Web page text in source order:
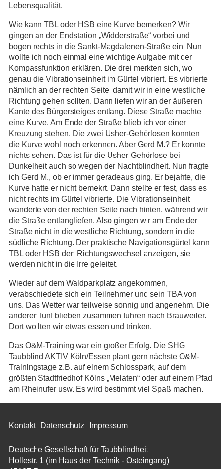
Lebensqualität.
Wie kann TBL oder HSB eine Kurve bemerken? Wir
gingen an der Endstation „Widderstraße“ vorbei und
bogen rechts in die Sankt-Magdalenen-Straße ein. Nun
wollte ich noch einmal eine wichtige Aufgabe mit der
Kompassfunktion erklären. Die drei merkten sich, wo
genau die Vibrationseinheit im Gürtel vibriert. Es vibrierte
nämlich an der rechten Seite, damit wir in eine westliche
Richtung gehen sollten. Dann liefen wir an der äußeren
Kante des Bürgersteiges entlang. Diese Straße machte
eine Kurve. Am Ende der Straße blieb ich vor einer
Kreuzung stehen. Die zwei Usher-Gehörlosen konnten
die Kurve wohl noch erkennen. Aber Gerd M.? Er konnte
nichts sehen. Das ist für die Usher-Gehörlose bei
Dunkelheit auch so wegen der Nachtblindheit. Nun fragte
ich Gerd M., ob er immer geradeaus ging. Er bejahte, die
Kurve hatte er nicht bemekrt. Dann stellte er fest, dass es
nicht rechts im Gürtel vibrierte. Die Vibrationseinheit
wanderte von der rechten Seite nach hinten, während wir
die Straße entlangliefen. Also gingen wir am Ende der
Straße nicht in die westliche Richtung, sondern in die
südliche Richtung. Der praktische Navigationsgürtel kann
TBL oder HSB den Richtungswechsel anzeigen, sie
werden nicht in die Irre geleitet.
Wieder auf dem Waldparkplatz angekommen,
verabschiedete sich ein Teilnehmer und sein TBA von
uns. Das Wetter war teilweise sonnig und angenehm. Die
anderen fünf blieben zusammen fuhren nach Brauweiler.
Dort wollten wir etwas essen und trinken.
Das O&M-Training war ein großer Erfolg. Die SHG
Taubblind AKTIV Köln/Essen plant gern nächste O&M-
Trainingstage z.B. auf einem Schlosspark, auf dem
größten Stadtfriedhof Kölns „Melaten“ oder auf einem Pfad
am Rheinufer usw. Es wird bestimmt viel Spaß machen.
Kontakt Datenschutz Impressum
Deutsche Gesellschaft für Taubblindheit
Hollestr. 1 (im Haus der Technik - Osteingang)